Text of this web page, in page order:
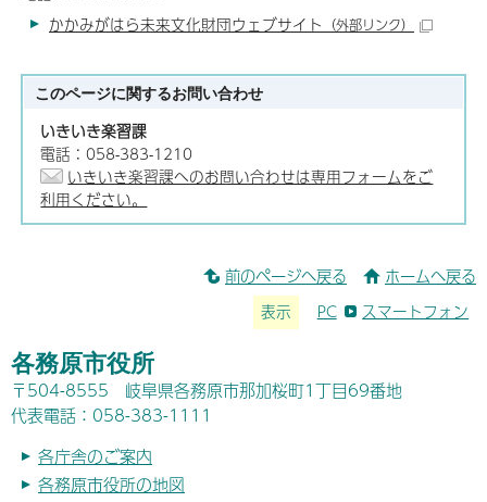
かかみがはら未来文化財団ウェブサイト （外部リンク）
このページに関するお問い合わせ
いきいき楽習課
電話：058-383-1210
いきいき楽習課へのお問い合わせは専用フォームをご
利用ください。
前のページへ戻る ホームへ戻る
表示 PC スマートフォン
各務原市役所
〒504-8555 岐阜県各務原市那加桜町1丁目69番地
代表電話：058-383-1111
各庁舎のご案内
各務原市役所の地図